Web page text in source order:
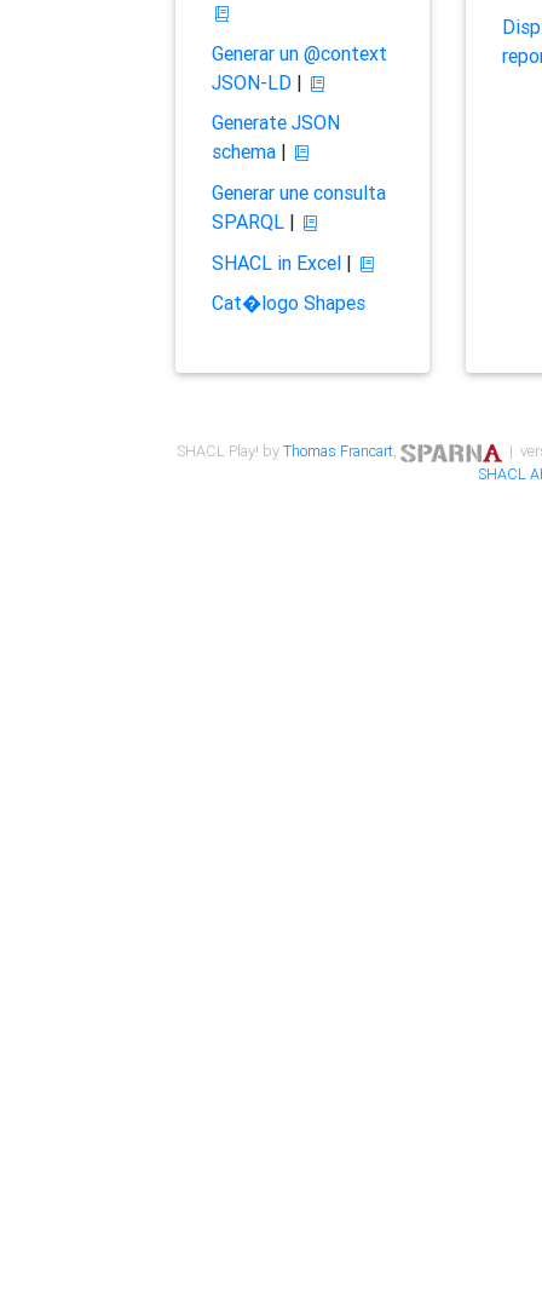
Generar un @context
JSON-LD|
Generate JSON
schema|
Generar une consulta
SPARQL|
SHACL in Excel|
Cat�logo Shapes
SHACL Play! byThomas Francart,
|
SHACL